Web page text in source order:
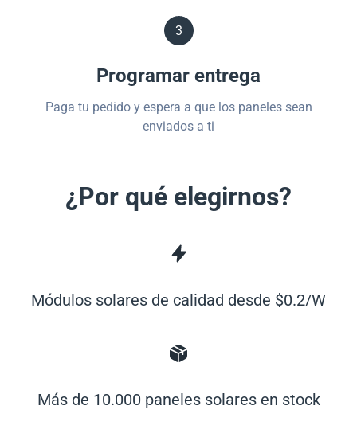
3
Programar entrega
Paga tu pedido y espera a que los paneles sean
enviados a ti
¿Por qué elegirnos?
Módulos solares de calidad desde $0.2/W
Más de 10.000 paneles solares en stock